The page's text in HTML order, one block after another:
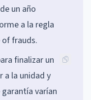
un año
a la regla
frauds.
finalizar un
a la unidad y
varían